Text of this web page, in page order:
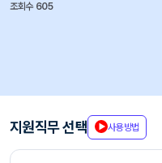
조회수 605
지원직무 선택 사용방법